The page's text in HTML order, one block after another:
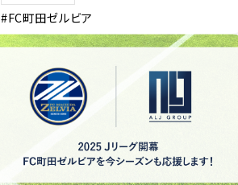
#FC町田ゼルビア